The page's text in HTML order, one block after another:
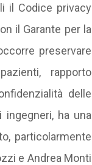
il Codice privacy
il Garante per la
preservare
rapporto
delle
ha una
particolarmente
e Andrea Monti